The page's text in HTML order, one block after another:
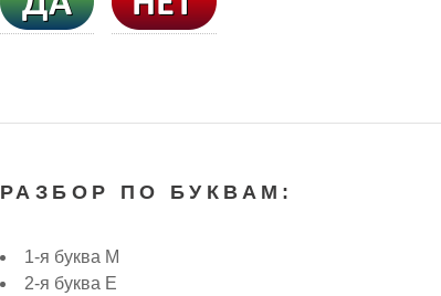
РАЗБОР ПО БУКВАМ:
1-я буква М
2-я буква Е